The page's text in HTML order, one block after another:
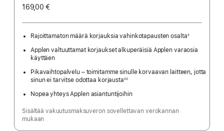
169,00 €
Rajoittamaton määrä korjauksia vahinkotapausten osalta
Alaviite
◊
Applen valtuuttamat korjaukset alkuperäisiä Applen varaosia
käyttäen
Pikavaihtopalvelu – toimitamme sinulle korvaavan laitteen, jotta
sinun ei tarvitse odottaa korjausta◊◊
Nopea yhteys Applen asiantuntijoihin
Sisältää vakuutusmaksuveron sovellettavan verokannan
mukaan